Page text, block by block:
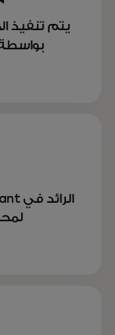
يتم تنفيذ